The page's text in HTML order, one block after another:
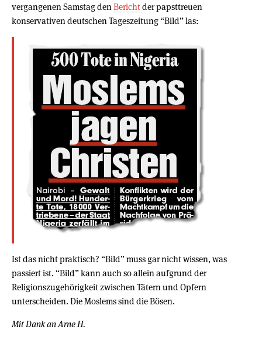
vergangenen Samstag den Berichtder papsttreuen
konservativen deutschen Tageszeitung “Bild” las:
Ist das nicht praktisch? “Bild” muss gar nicht wissen, was
passiert ist. “Bild” kann auch so allein aufgrund der
Religionszugehörigkeit zwischen Tätern und Opfern
unterscheiden. Die Moslems sind die Bösen.
Mit Dank an Arne H.